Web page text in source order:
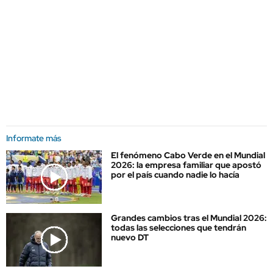
Informate más
El fenómeno Cabo Verde en el Mundial
2026: la empresa familiar que apostó
por el país cuando nadie lo hacía
Grandes cambios tras el Mundial 2026:
todas las selecciones que tendrán
nuevo DT